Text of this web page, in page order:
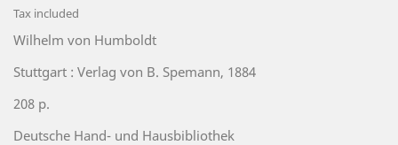
Tax included
Wilhelm von Humboldt
Stuttgart : Verlag von B. Spemann, 1884
208 p.
Deutsche Hand- und Hausbibliothek